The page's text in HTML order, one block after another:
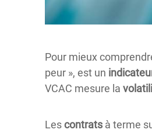
Pour mieux
peur », est un
VCAC mesure la
Lescontrats à terme